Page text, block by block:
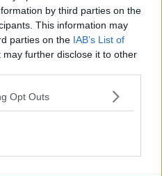
by third parties on the
This information may
parties on the IAB’s List of
may further disclose it to other
Opt Outs